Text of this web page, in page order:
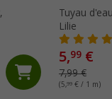
Tuyau
Lilie
5,99 €
7,99 €
(5,99 € / 1 m)